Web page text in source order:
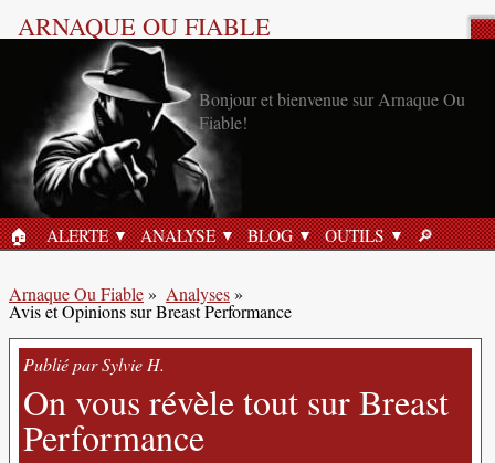
ARNAQUE OU FIABLE
Fiable!
ACCUEIL
🏠︎ ALERTE ANALYSE BLOG OUTILS 🔎︎
Arnaque Ou Fiable» Analyses»
Avis et Opinions sur Breast Performance
Publié par Sylvie H.
On vous révèle tout sur Breast
Performance